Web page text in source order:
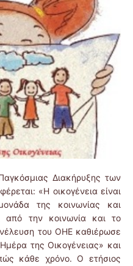
Διακήρυξης των
«Η οικογένεια είναι
της κοινωνίας και
από την κοινωνία και το
του ΟΗΕ καθιέρωσε
της Οικογένειας» και
κάθε χρόνο. Ο ετήσιος